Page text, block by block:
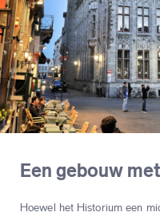
Een gebouw
Hoewel het Historium een